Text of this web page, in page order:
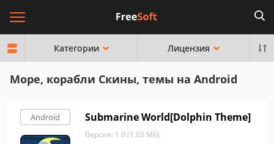
Категории Лицензия
Море, корабли Скины, темы на Android
Android Submarine World[Dolphin Theme]
Версия: 1.0 (1.03 МБ)